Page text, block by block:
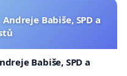
Babiše, SPD a
Babiše, SPD a